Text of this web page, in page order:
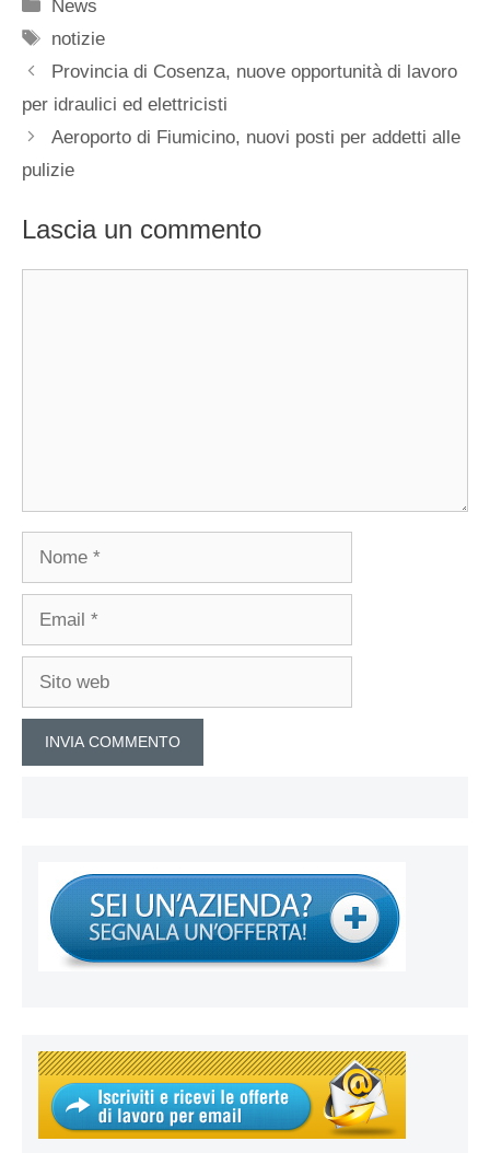
News
Tag
notizie
Provincia di Cosenza, nuove opportunità di lavoro
per idraulici ed elettricisti
Aeroporto di Fiumicino, nuovi posti per addetti alle
pulizie
Lascia un commento
Nome
Email
Sito